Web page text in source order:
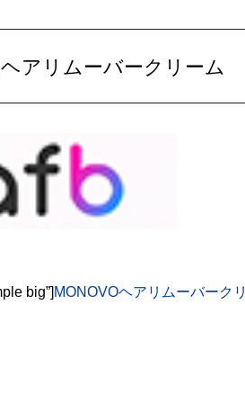
アリムーバークリーム
big”] MONOVOヘアリムーバーク